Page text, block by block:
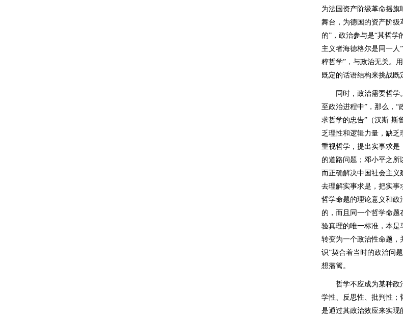
为法国资产阶级革命摇旗
舞台，为德国的资产阶级
的”，政治参与是“其哲学
主义者海德格尔是同一人
粹哲学”，与政治无关。
既定的话语结构来挑战既
同时，政治需要哲学。
至政治进程中”，那么，
求哲学的忠告”（汉斯·斯
乏理性和逻辑力量，缺
重视哲学，提出实事求是
的道路问题；邓小平之所
而正确解决中国社会主
去理解实事求是，把实事
哲学命题的理论意义和政
的，而且同一个哲学命
验真理的唯一标准，本是
转变为一个政治性命题，
识”契合着当时的政治问
想藩篱。
哲学不应成为某种政治
学性、反思性、批判性；
是通过其政治效应来实现